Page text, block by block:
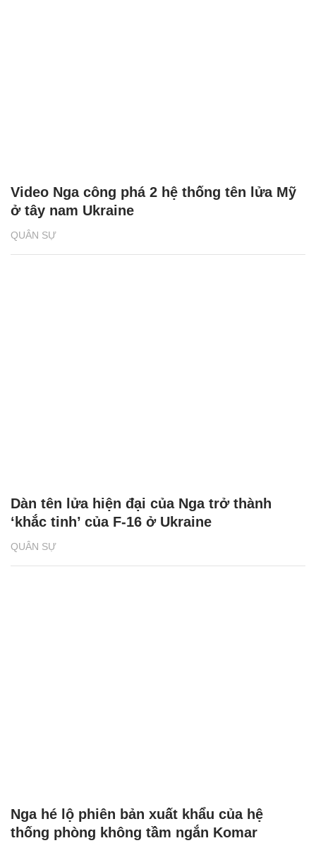
QUÂN SỰ
Video Nga công phá 2 hệ thống tên lửa Mỹ
ở tây nam Ukraine
QUÂN SỰ
Dàn tên lửa hiện đại của Nga trở thành
‘khắc tinh’ của F-16 ở Ukraine
Nga hé lộ phiên bản xuất khẩu của hệ
thống phòng không tầm ngắn Komar